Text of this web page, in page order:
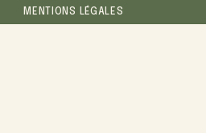
MENTIONS LÉGALES